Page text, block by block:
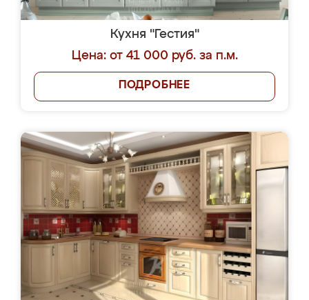
Кухня "Гестия"
Цена: от 41 000 руб. за п.м.
ПОДРОБНЕЕ